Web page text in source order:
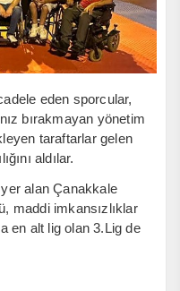
eden sporcular,
bırakmayan yönetim
taraftarlar gelen
aldılar.
alan Çanakkale
maddi imkansızlıklar
en alt lig olan 3.Lig de